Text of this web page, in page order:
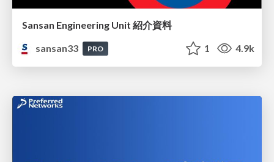
Sansan Engineering Unit 紹介資料
sansan33
PRO 1 4.9k